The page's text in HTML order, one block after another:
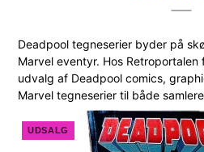
Deadpool tegneserier byder på
Marvel eventyr. Hos
udvalg af Deadpool comics,
Marvel tegneserier til både
UDSALG